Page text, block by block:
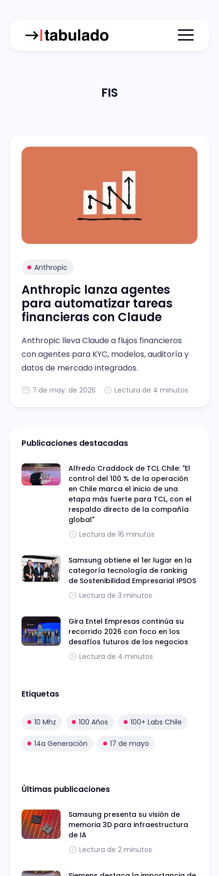
Menu
FIS
Anthropic
Anthropic lanza agentes
para automatizar tareas
financieras con Claude
Anthropic lleva Claude a flujos financieros
con agentes para KYC, modelos, auditoría y
datos de mercado integrados.
7 de may. de 2026 Lectura de 4 minutos
Publicaciones destacadas
Alfredo Craddock de TCL Chile: "El
control del 100 % de la operación
en Chile marca el inicio de una
etapa más fuerte para TCL, con el
respaldo directo de la compañía
global"
Lectura de 16 minutos
Samsung obtiene el 1er lugar en la
categoría tecnología de ranking
de Sostenibilidad Empresarial IPSOS
Lectura de 3 minutos
Gira Entel Empresas continúa su
recorrido 2026 con foco en los
desafíos futuros de los negocios
Lectura de 4 minutos
Etiquetas
10 Mhz 100 Años 100+ Labs Chile
14a Generación 17 de mayo
Últimas publicaciones
Samsung presenta su visión de
memoria 3D para infraestructura
de IA
Lectura de 2 minutos